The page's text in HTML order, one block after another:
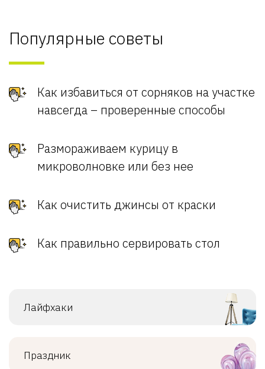
Популярные советы
Как избавиться от сорняков на участке
навсегда – проверенные способы
Размораживаем курицу в
микроволновке или без нее
Как очистить джинсы от краски
Как правильно сервировать стол
Лайфхаки
Праздник